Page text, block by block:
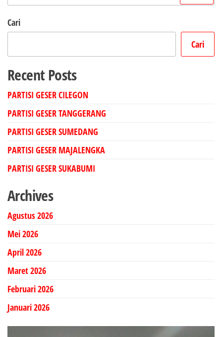
untuk:
Cari
Cari
Recent Posts
PARTISI GESER CILEGON
PARTISI GESER TANGGERANG
PARTISI GESER SUMEDANG
PARTISI GESER MAJALENGKA
PARTISI GESER SUKABUMI
Archives
Agustus 2026
Mei 2026
April 2026
Maret 2026
Februari 2026
Januari 2026